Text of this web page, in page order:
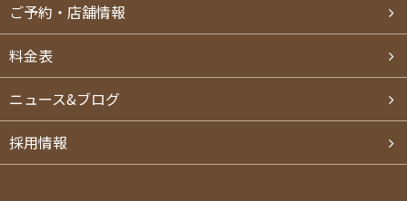
ご予約・店舗情報
料⾦表
ニュース&ブログ
採用情報